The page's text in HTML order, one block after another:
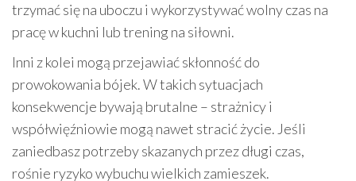
trzymać się na uboczu i wykorzystywać wolny czas na
pracę w kuchni lub trening na siłowni.
Inni z kolei mogą przejawiać skłonność do
prowokowania bójek. W takich sytuacjach
konsekwencje bywają brutalne – strażnicy i
współwięźniowie mogą nawet stracić życie. Jeśli
zaniedbasz potrzeby skazanych przez długi czas,
rośnie ryzyko wybuchu wielkich zamieszek.